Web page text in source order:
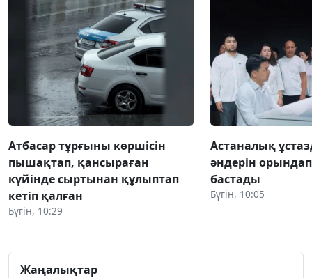
Атбасар тұрғыны көршісін
пышақтап, қансыраған
күйінде сыртынан құлыптап
кетіп қалған
Бүгін, 10:29
Астаналық
әндерін
бастады
Бүгін, 10:05
Жаңалықтар